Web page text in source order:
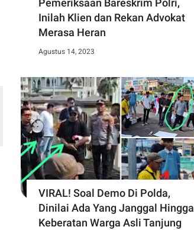
Pemeriksaan Bareskrim Polri,
Inilah Klien dan Rekan Advokat
Merasa Heran
Agustus 14, 2023
VIRAL! Soal Demo Di Polda,
Dinilai Ada Yang Janggal Hingga
Keberatan Warga Asli Tanjung